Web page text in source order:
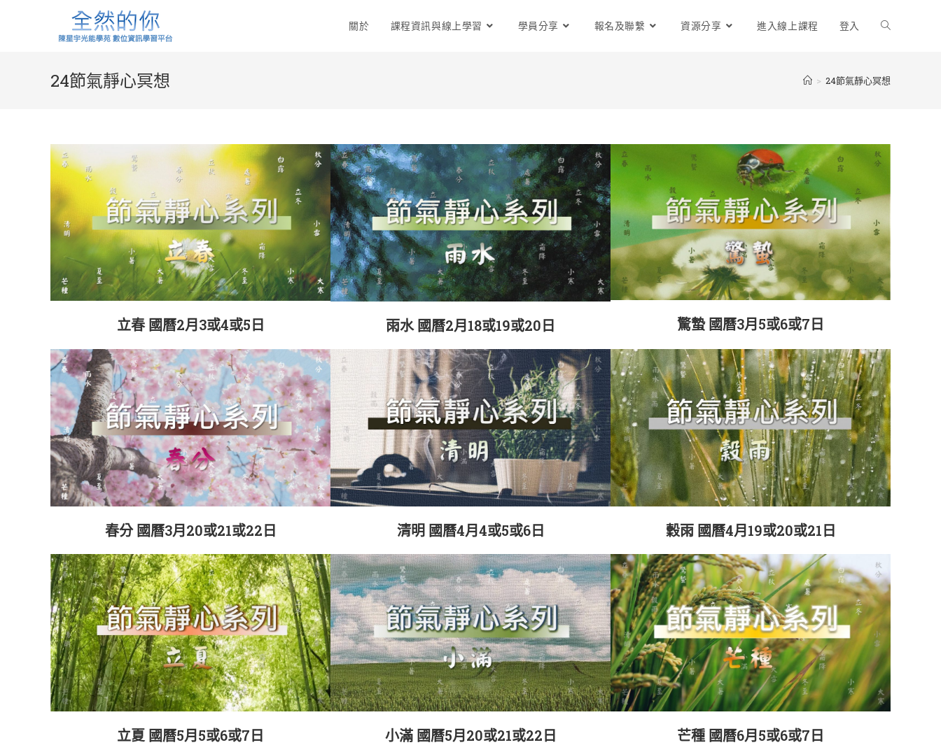
關於 課程資訊與線上學習 學員分享 報名及聯繫 資源分享 進入線上課程 登入
24節氣靜心冥想 > 24節氣靜心冥想
立春 國曆2月3或4或5日 雨水 國曆2月18或19或20日 驚蟄 國曆3月5或6或7日
春分 國曆3月20或21或22日 清明 國曆4月4或5或6日 穀雨 國曆4月19或20或21日
立夏 國曆5月5或6或7日 小滿 國曆5月20或21或22日 芒種 國曆6月5或6或7日